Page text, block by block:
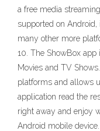
a free media
supported on Android,
many other more
10. The ShowBox
Movies and TV
platforms and allows
application read the
right away and enjoy
Android mobile